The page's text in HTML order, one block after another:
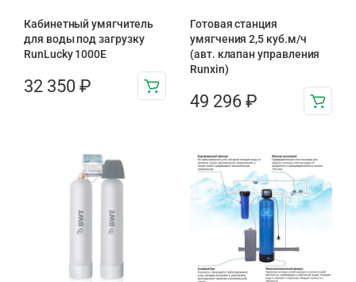
Кабинетный умягчитель
для воды под загрузку
RunLucky 1000Е
32 350 ₽
Готовая станция
умягчения 2,5 куб.м/ч
(авт. клапан управления
Runxin)
49 296 ₽